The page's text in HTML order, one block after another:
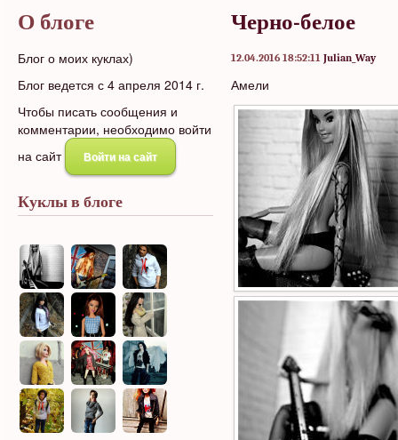
О блоге
Блог о моих куклах)
Блог ведется с 4 апреля 2014 г.
Чтобы писать сообщения и
комментарии, необходимо войти
на сайт
Войти на сайт
Куклы в блоге
Черно-белое
12.04.2016 18:52:11 Julian_Way
Амели